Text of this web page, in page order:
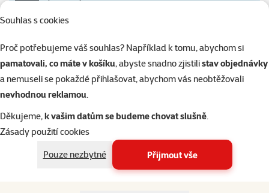
Souhlas s cookies
Proč potřebujeme váš souhlas? Například k tomu, abychom si
pamatovali, co máte v košíku, abyste snadno zjistilistav objednávky
a nemuseli se pokaždé přihlašovat, abychom vás neobtěžovali
nevhodnou reklamou.
Děkujeme,k vašim datům se budeme chovat slušně.
Zásady použití cookies
Pouze nezbytné
Přijmout vše
Skladem
Líbil se vám článek? Sdílejte ho dál!
e-mail
Další články Jak krmit kočku